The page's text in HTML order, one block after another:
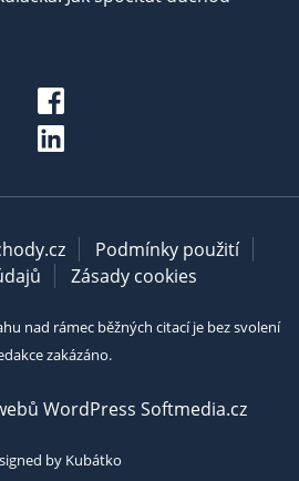
Podmínky použití
Zásady cookies
nad rámec běžných citací je bez svolení
zakázáno.
WordPress Softmedia.cz
by Kubátko